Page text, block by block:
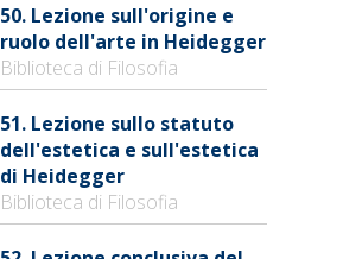
50. Lezione sull'origine e
ruolo dell'arte in Heidegger
Biblioteca di Filosofia
51. Lezione sullo statuto
dell'estetica e sull'estetica
di Heidegger
Biblioteca di Filosofia